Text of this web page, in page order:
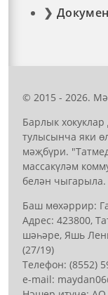
© 2015 - 2026.
Барлык
тулысынча яки
мәҗбүри.
массакүләм
белән чыгарыла.
Баш мөхәррир:
Адрес: 423800,
шәһәре, Яшь
(27/19)
Телефон: (8552)
е-mail: